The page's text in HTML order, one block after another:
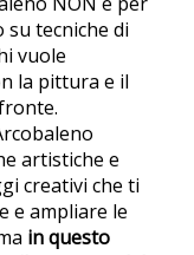
su tecniche di
vuole
la pittura e il
artistiche e
creativi che ti
e ampliare le
in questo